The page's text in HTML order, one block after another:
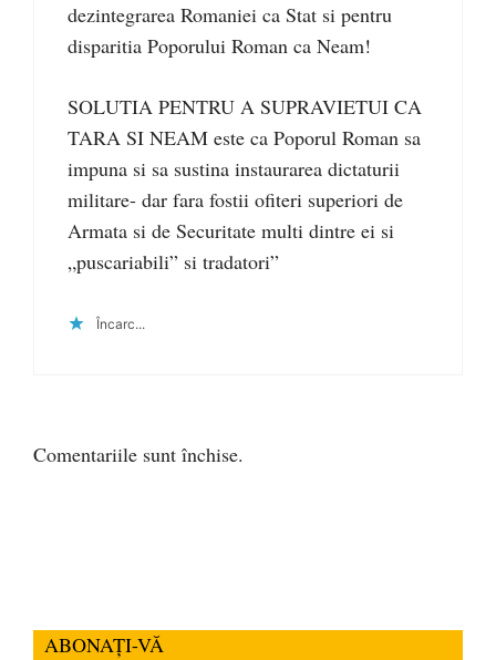
dezintegrarea Romaniei ca Stat si pentru
disparitia Poporului Roman ca Neam!
SOLUTIA PENTRU A SUPRAVIETUI CA
TARA SI NEAM este ca Poporul Roman sa
impuna si sa sustina instaurarea dictaturii
militare- dar fara fostii ofiteri superiori de
Armata si de Securitate multi dintre ei si
„puscariabili” si tradatori”
Încarc...
Comentariile sunt închise.
ABONAȚI-VĂ